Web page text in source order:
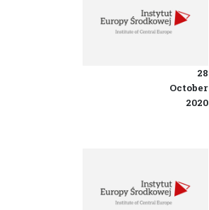
28
October
2020